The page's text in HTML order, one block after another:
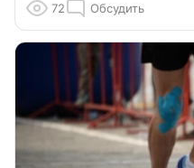
72 Обсудить